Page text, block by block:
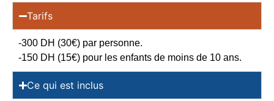
Tarifs
-300 DH (30€) par personne.
-150 DH (15€) pour les enfants de moins de 10 ans.
Ce qui est inclus